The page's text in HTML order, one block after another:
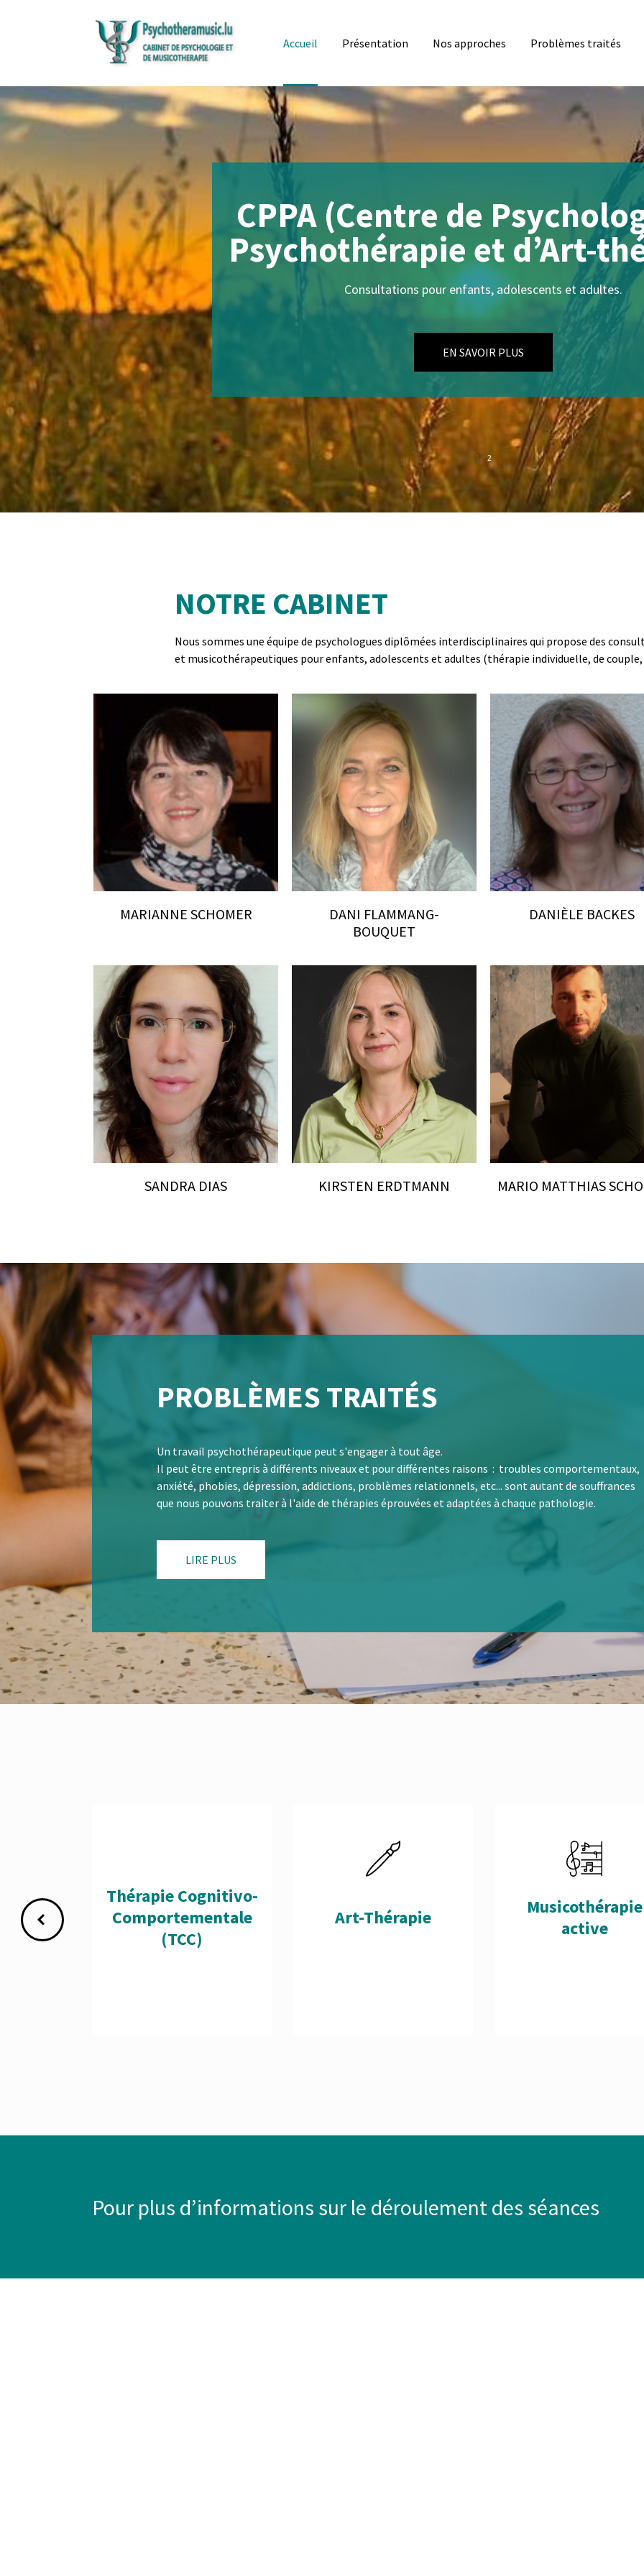
Accueil Présentation Nos approches Problèmes traités
1 2
CPPA (Centre de
Psychothérapie et d’Art-
Consultations psychologiques, psychothérapeutiques et musico-
pour enfants, adolescents et adultes.
EN SAVOIR PLUS
NOTRE CABINET
Nous sommes une équipe de psychologues diplômées interdisciplinaires qui propose des
et musicothérapeutiques pour enfants, adolescents et adultes (thérapie individuelle, de
MARIANNE SCHOMER
DANI FLAMMANG-
BOUQUET
DANIÈLE BACKES
SANDRA DIAS KIRSTEN ERDTMANN MARIO MATTHIAS
PROBLÈMES TRAITÉS
Un travail psychothérapeutique peut s'engager à tout âge.
Il peut être entrepris à différents niveaux et pour différentes raisons : troubles comportementaux,
anxiété, phobies, dépression, addictions, problèmes relationnels, etc... sont autant de souffrances
​​​​​​​que nous pouvons traiter à l'aide de thérapies éprouvées et adaptées à chaque pathologie.
LIRE PLUS
Thérapie Cognitivo-
Comportementale
(TCC)
Art-Thérapie
Musicothérapie
active
Pour plus d’informations sur le déroulement des séances